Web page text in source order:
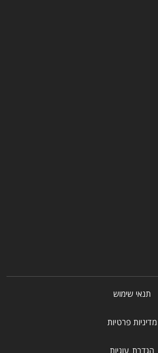
תנאי שימוש
מדיניות פרטיות
הגדרת עוגיות